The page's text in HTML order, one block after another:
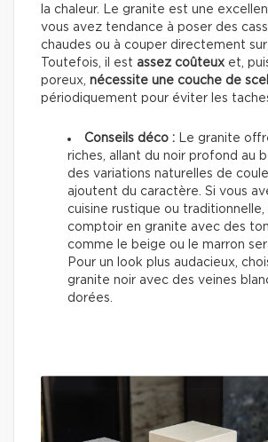
la chaleur. Le granite est une
vous avez tendance à poser des
chaudes ou à couper directement
Toutefois, il est assez coûteux et,
poreux, nécessite une couche de
périodiquement pour éviter les
Conseils déco : Le granite
riches, allant du noir profond au
des variations naturelles de
ajoutent du caractère. Si vous
cuisine rustique ou traditionnelle,
comptoir en granite avec des
comme le beige ou le marron
Pour un look plus audacieux,
granite noir avec des veines
dorées.